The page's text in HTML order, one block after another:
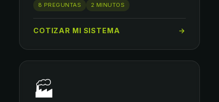
8 PREGUNTAS 2 MINUTOS
COTIZAR MI SISTEMA →
🏭